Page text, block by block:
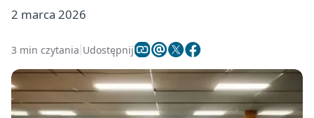
2 marca 2026
3 min czytania Udostępnij